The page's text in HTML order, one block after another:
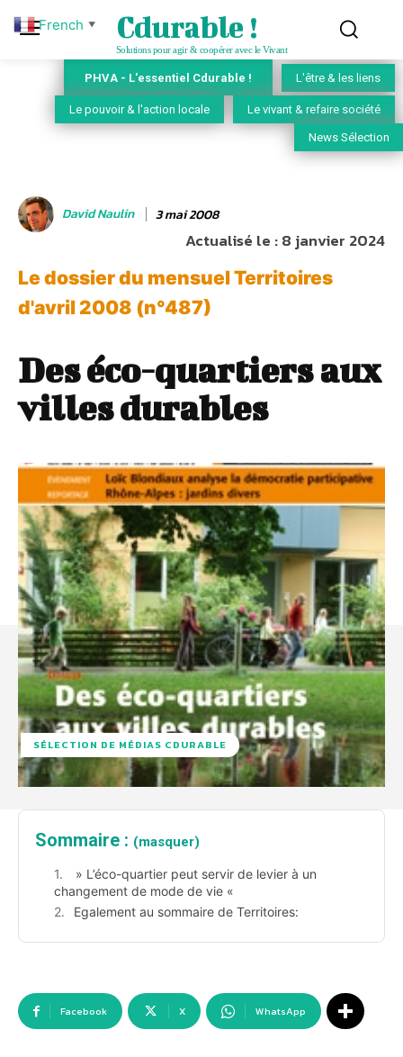
Cdurable !
Solutions pour agir & coopérer avec le Vivant
PHVA - L'essentiel Cdurable ! L'être & les liens
Le pouvoir & l'action locale Le vivant & refaire société
News Sélection
David Naulin 3 mai 2008
Actualisé le :8 janvier 2024
Le dossier du mensuel Territoires
d'avril 2008 (n°487)
Des éco-quartiers aux
villes durables
SÉLECTION DE MÉDIAS CDURABLE
Sommaire : (masquer)
» L’éco-quartier peut servir de levier à un
changement de mode de vie «
Egalement au sommaire de Territoires:
Facebook X WhatsApp
French ▼